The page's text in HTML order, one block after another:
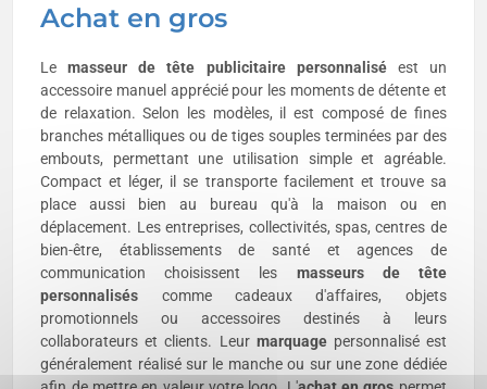
Achat en gros
Lemasseur de tête publicitairepersonnaliséest un
accessoire manuel apprécié pour les moments de détente et
de relaxation. Selon les modèles, il est composé de fines
branches métalliques ou de tiges souples terminées par des
embouts, permettant une utilisation simple et agréable.
Compact et léger, il se transporte facilement et trouve sa
place aussi bien au bureau qu'à la maison ou en
déplacement. Les entreprises, collectivités, spas, centres de
bien-être, établissements de santé et agences de
communication choisissent les masseurs de tête
personnalisés comme cadeaux d'affaires, objets
promotionnels ou accessoires destinés à leurs
collaborateurs et clients. Leur marquagepersonnalisé est
généralement réalisé sur le manche ou sur une zone dédiée